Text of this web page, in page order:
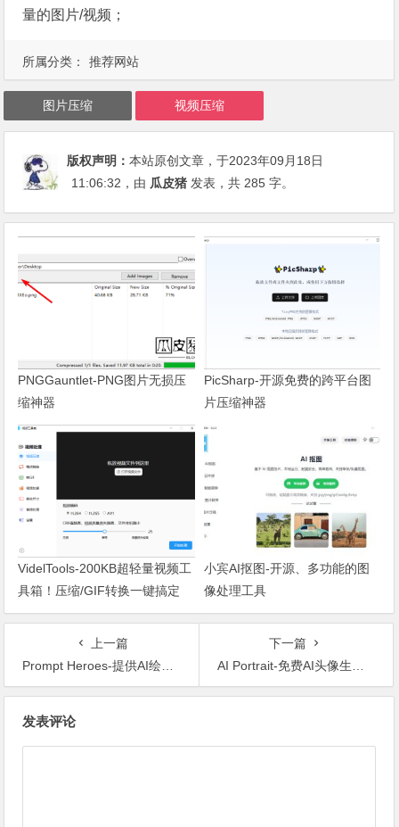
量的图片/视频；
所属分类： 推荐网站
图片压缩 视频压缩
版权声明：本站原创文章，于2023年09月18日
11:06:32 ，由 瓜皮猪 发表，共 285 字。
PNGGauntlet-PNG图片无损压
缩神器
PicSharp-开源免费的跨平台图
片压缩神器
VidelTools-200KB超轻量视频工
具箱！压缩/GIF转换一键搞定
小宾AI抠图-开源、多功能的图
像处理工具
上一篇
Prompt Heroes-提供AI绘画提示词的中文官网
下一篇
AI Portrait-免费AI头像生成器
发表评论